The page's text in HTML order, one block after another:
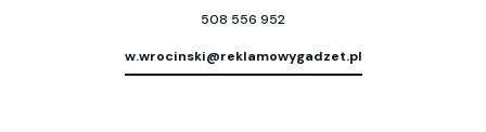
508 556 952
w.wrocinski@reklamowygadzet.pl